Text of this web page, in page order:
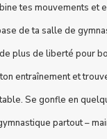
tes mouvements et
de ta salle de
plus de liberté pour
entraînement et
Se gonfle en
partout –